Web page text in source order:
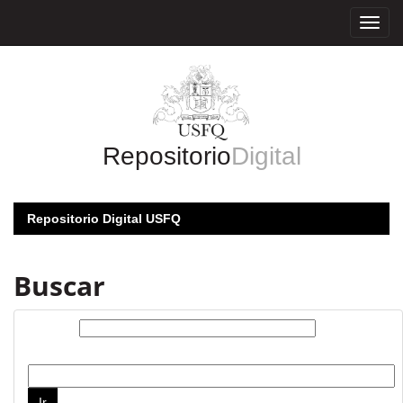
RepositorioDigital
Repositorio Digital USFQ
Buscar